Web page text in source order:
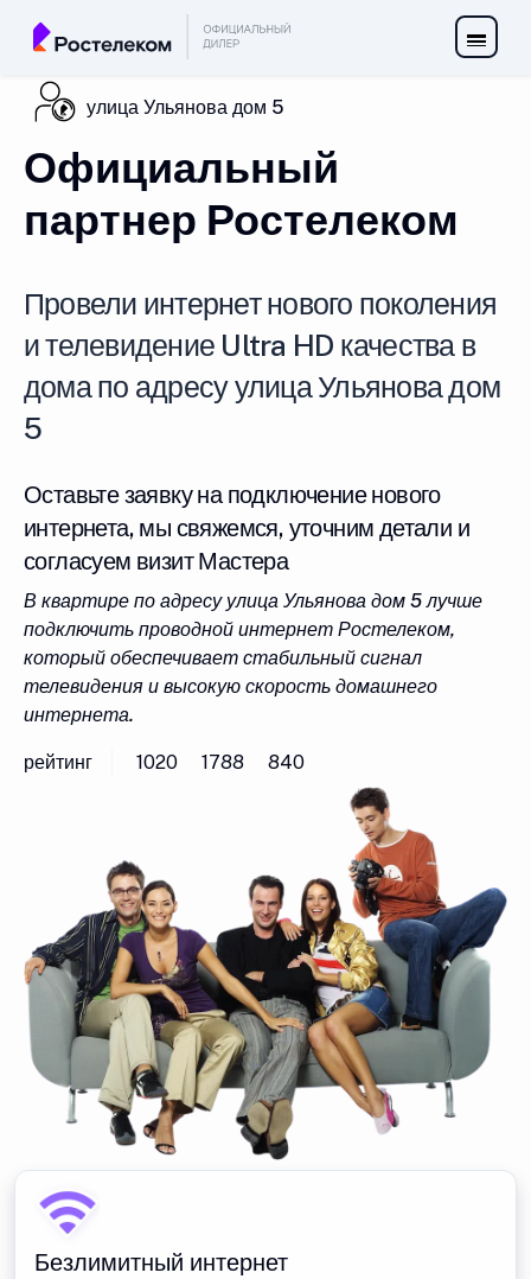
улица Ульянова дом 5
Официальный
партнер Ростелеком
Провели интернет нового поколения
и телевидение Ultra HD качества в
дома по адресу улица Ульянова дом
5
Оставьте заявку на подключение нового
интернета, мы свяжемся, уточним детали и
согласуем визит Мастера
В квартире по адресу улица Ульянова дом 5 лучше
подключить проводной интернет Ростелеком,
который обеспечивает стабильный сигнал
телевидения и высокую скорость домашнего
интернета.
рейтинг 1020 1788 840
Безлимитный интернет